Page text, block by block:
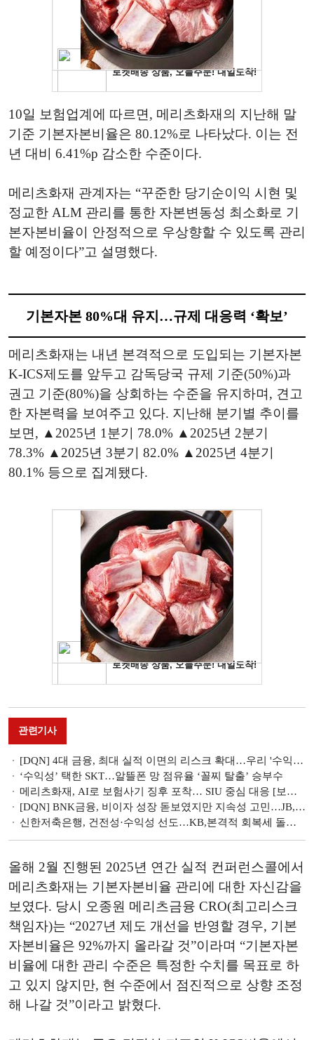
10일 보험업계에 따르면, 메리츠화재의 지난해 말
기준 기본자본비율은 80.12%로 나타났다. 이는 전
년 대비 6.41%p 감소한 수준이다.
메리츠화재 관계자는 “꾸준한 당기순이익 시현 및
정교한 ALM 관리를 통한 자본변동성 최소화로 기
본자본비율이 안정적으로 우상향할 수 있도록 관리
할 예정이다”고 설명했다.
기본자본 80%대 유지…규제 대응력 ‘확보’
메리츠화재는 내년 본격적으로 도입되는 기본자본
K-ICS제도를 앞두고 감독당국 규제 기준(50%)과
권고 기준(80%)을 상회하는 수준을 유지하며, 견고
한 자본력을 보여주고 있다. 지난해 분기별 추이를
보면, ▲2025년 1분기 78.0% ▲2025년 2분기
78.3% ▲2025년 3분기 82.0% ▲2025년 4분기
80.1% 등으로 집계됐다.
관련기사
[DQN] 4대 금융, 최대 실적 이면의 리스크 확대…우리 '수익성'·하나 '손실흡수력' 과제 [금융사 2026 1분기 리그테이블]
‘수익성’ 택한 SKT…알뜰폰 망 점유율 ‘꼴찌 탈출’ 승부수
메리츠화재, AI로 보험사기 징후 포착… SIU 중심 대응 [보험사기 대응 역량 점검]
[DQN] BNK금융, 비이자 성장 돋보였지만 지속성 고민…JB, 충당금에 ‘발목’
신한저축은행, 건전성·수익성 선도…KB,본격적 회복세 돌입 [KB·신한 맞수 대결]
올해 2월 진행된 2025년 연간 실적 컨퍼런스콜에서
메리츠화재는 기본자본비율 관리에 대한 자신감을
보였다. 당시 오종원 메리츠금융 CRO(최고리스크
책임자)는 “2027년 제도 개선을 반영할 경우, 기본
자본비율은 92%까지 올라갈 것”이라며 “기본자본
비율에 대한 관리 수준은 특정한 수치를 목표로 하
고 있지 않지만, 현 수준에서 점진적으로 상향 조정
해 나갈 것”이라고 밝혔다.